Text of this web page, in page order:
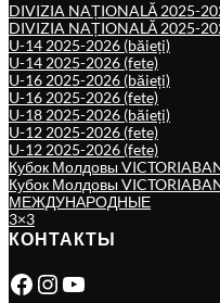
DIVIZIA NAȚIONALĂ 2025-
DIVIZIA NAȚIONALĂ 2025-
U-14 2025-2026 (băieți)
U-14 2025-2026 (fete)
U-16 2025-2026 (băieți)
U-16 2025-2026 (fete)
U-18 2025-2026 (băieți)
U-12 2025-2026 (fete)
U-12 2025-2026 (fete)
Кубок Молдовы
Кубок Молдовы
МЕЖДУНАРОДНЫЕ
3×3
КОНТАКТЫ
Facebook Instagram YouTube